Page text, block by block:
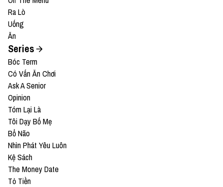
Ra Lò
Uống
Ăn
Series
Bóc Term
Có Vấn Ăn Chơi
Ask A Senior
Opinion
Tóm Lại Là
Tôi Dạy Bố Mẹ
Bổ Não
Nhìn Phát Yêu Luôn
Kệ Sách
The Money Date
Tỏ Tiền